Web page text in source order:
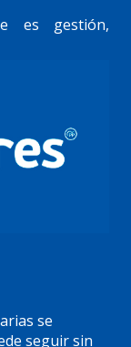
es gestión,
se
seguir sin